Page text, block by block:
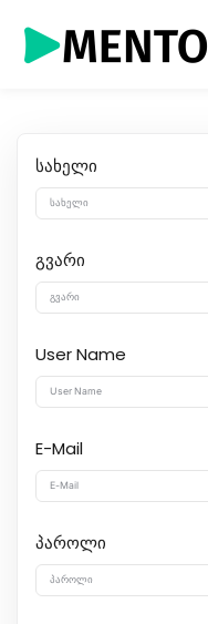
სახელი
გვარი
User Name
E-Mail
პაროლი
Sign in
Remember me